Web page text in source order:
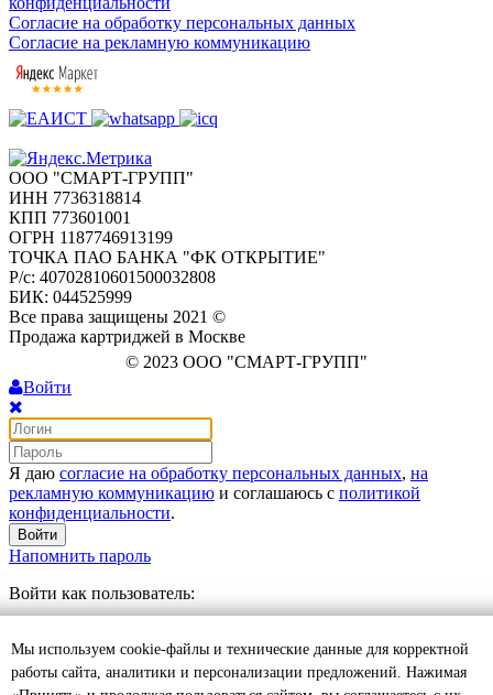
Согласие на обработку персональных данных
Согласие на рекламную коммуникацию
ООО "СМАРТ-ГРУПП"
ИНН 7736318814
КПП 773601001
ОГРН 1187746913199
ТОЧКА ПАО БАНКА "ФК ОТКРЫТИЕ"
Р/с: 40702810601500032808
БИК: 044525999
Все права защищены 2021 ©
Продажа картриджей в Москве
© 2023 ООО "СМАРТ-ГРУПП"
Войти
Я даю согласие на обработку персональных данных, на
рекламную коммуникацию и соглашаюсь с политикой
конфиденциальности.
Войти
Напомнить пароль
Войти как пользователь:
Отложенные 0
Моя корзина 0 0 руб.
Оформить
Мы используем cookie-файлы и технические данные для корректной
работы сайта, аналитики и персонализации предложений. Нажимая